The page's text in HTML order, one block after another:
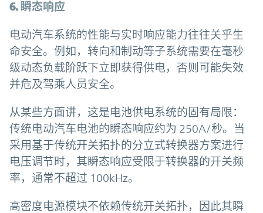
6. 瞬态响应
电动汽车系统的性能与实时响应能力往往关乎生
命安全。例如，转向和制动等子系统需要在毫秒
级动态负载阶跃下立即获得供电，否则可能失效
并危及驾乘人员安全。
从某些方面讲，这是电池供电系统的固有局限：
传统电动汽车电池的瞬态响应约为 250A/秒。当
采用基于传统开关拓扑的分立式转换器方案进行
电压调节时，其瞬态响应受限于转换器的开关频
率，通常不超过 100kHz。
高密度电源模块不依赖传统开关拓扑，因此其瞬